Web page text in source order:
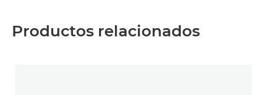
Productos relacionados